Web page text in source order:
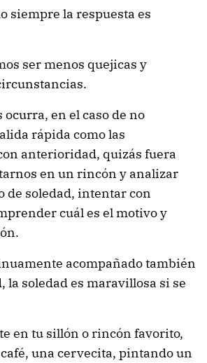
siempre la respuesta es
ser menos quejicas y
ocurra, en el caso de no
rápida como las
anterioridad, quizás fuera
en un rincón y analizar
de soledad, intentar con
cuál es el motivo y
acompañado también
la soledad es maravillosa si se
en tu sillón o rincón favorito,
una cervecita, pintando un